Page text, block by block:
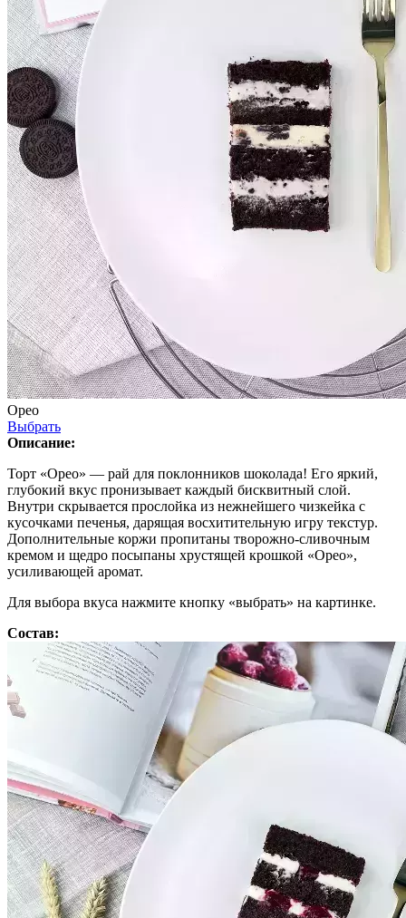
Орео
Выбрать
Описание:
Торт «Орео» — рай для поклонников шоколада! Его яркий,
глубокий вкус пронизывает каждый бисквитный слой.
Внутри скрывается прослойка из нежнейшего чизкейка с
кусочками печенья, дарящая восхитительную игру текстур.
Дополнительные коржи пропитаны творожно-сливочным
кремом и щедро посыпаны хрустящей крошкой «Орео»,
усиливающей аромат.
Для выбора вкуса нажмите кнопку «выбрать» на картинке.
Состав: